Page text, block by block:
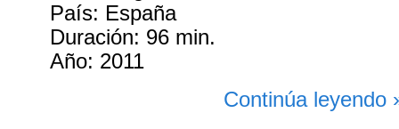
País: España
Duración: 96 min.
Año: 2011
Continúa leyendo